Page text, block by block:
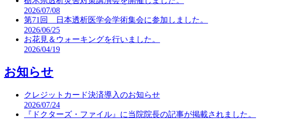
2026/07/08
第71回 日本透析医学会学術集会に参加しました。
2026/06/25
お花見＆ウォーキングを行いました。
2026/04/19
お知らせ
クレジットカード決済導入のお知らせ
2026/07/24
『ドクターズ・ファイル』に当院院長の記事が掲載されました。